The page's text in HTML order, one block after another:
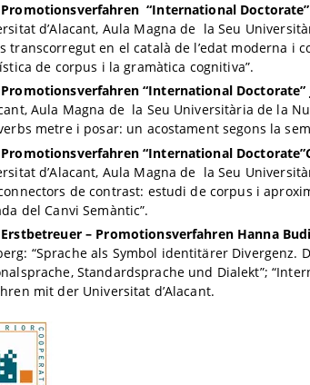
Promotionsverfahren “International Doctorate”
d’Alacant, Aula Magna de la Seu
transcorregut en el català de l’edat moderna i
de corpus i la gramàtica cognitiva”.
“International Doctorate”
Aula Magna de la Seu Universitària de la
metre i posar: un acostament segons la
Promotionsverfahren “International Doctorate”
d’Alacant, Aula Magna de la Seu
de contrast: estudi de corpus i
del Canvi Semàntic”.
Erstbetreuer – Promotionsverfahren Hanna
“Sprache als Symbol identitärer Divergenz.
Standardsprache und Dialekt”;
mit der Universitat d’Alacant.